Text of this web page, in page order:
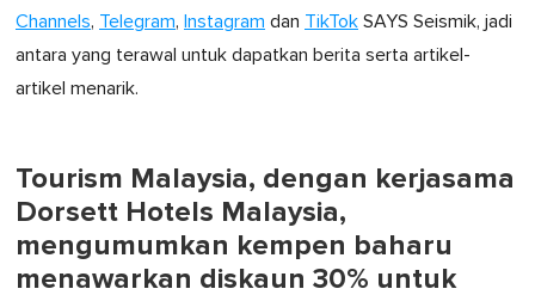
Channels, Telegram, Instagram dan TikTok SAYS Seismik, jadi
antara yang terawal untuk dapatkan berita serta artikel-
artikel menarik.
Tourism Malaysia, dengan kerjasama
Dorsett Hotels Malaysia,
mengumumkan kempen baharu
menawarkan diskaun 30% untuk